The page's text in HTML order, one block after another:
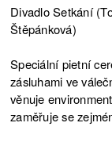
Divadlo Setkání
Štěpánková)
Speciální pietní
zásluhami ve
věnuje
zaměřuje se